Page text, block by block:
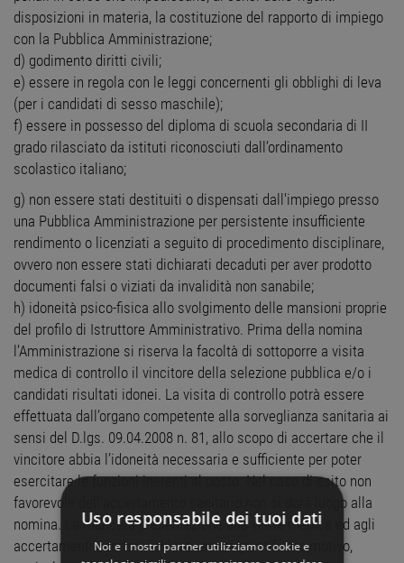
disposizioni in materia, la costituzione del rapporto di impiego
con la Pubblica Amministrazione;
d) godimento diritti civili;
e) essere in regola con le leggi concernenti gli obblighi di leva
(per i candidati di sesso maschile);
f) essere in possesso del diploma di scuola secondaria di II
grado rilasciato da istituti riconosciuti dall’ordinamento
scolastico italiano;
g) non essere stati destituiti o dispensati dall'impiego presso
una Pubblica Amministrazione per persistente insufficiente
rendimento o licenziati a seguito di procedimento disciplinare,
ovvero non essere stati dichiarati decaduti per aver prodotto
documenti falsi o viziati da invalidità non sanabile;
h) idoneità psico-fisica allo svolgimento delle mansioni proprie
del profilo di Istruttore Amministrativo. Prima della nomina
l’Amministrazione si riserva la facoltà di sottoporre a visita
medica di controllo il vincitore della selezione pubblica e/o i
candidati risultati idonei. La visita di controllo potrà essere
effettuata dall’organo competente alla sorveglianza sanitaria ai
sensi del D.lgs. 09.04.2008 n. 81, allo scopo di accertare che il
vincitore abbia l’idoneità necessaria e sufficiente per poter
esercitare le funzioni inerenti al posto. Nel caso di esito non
favorevole dell’accertamento sanitario non si darà luogo alla
nomina. La mancata presentazione alla visita medica ed agli
accertamenti sanitari richiesti, senza giustificato motivo,
Uso responsabile dei tuoi dati
Noi e i nostri partner utilizziamo cookie e